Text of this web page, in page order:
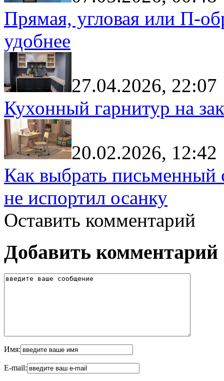
Прямая, угловая или П-
удобнее
27.04.2026, 22:07
Кухонный гарнитур на
20.02.2026, 12:42
Как выбрать письменный
не испортил осанку
Оставить комментарий
Добавить комментарий
Имя:
E-mail: